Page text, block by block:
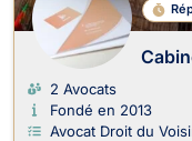
2 Avocats
Fondé en 2013
Avocat Droit du